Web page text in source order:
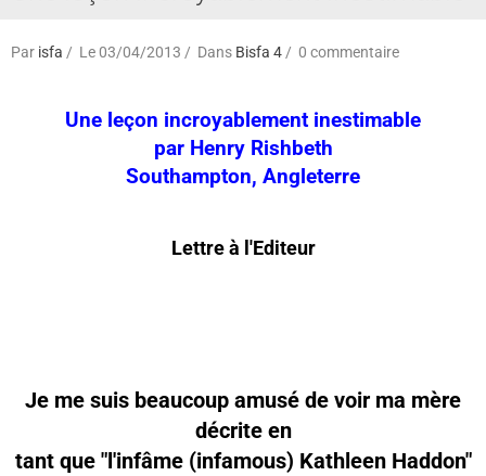
Par isfa Le 03/04/2013 Dans Bisfa 4 0 commentaire
Une leçon incroyablement inestimable
par Henry Rishbeth
Southampton, Angleterre
Lettre à l'Editeur
Je me suis beaucoup amusé de voir ma mère
décrite en
tant que "l'infâme(infamous) Kathleen Haddon"